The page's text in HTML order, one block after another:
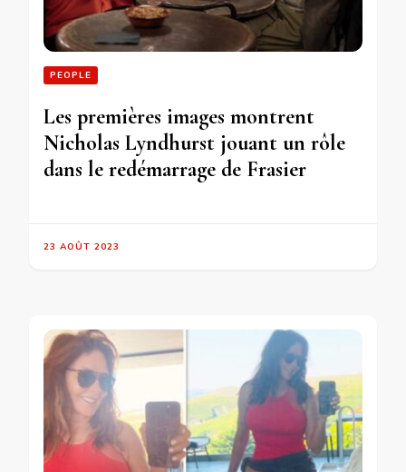
PEOPLE
Les premières images montrent
Nicholas Lyndhurst jouant un rôle
dans le redémarrage de Frasier
23 AOÛT 2023